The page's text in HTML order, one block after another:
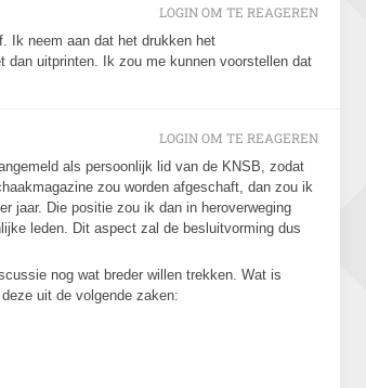
Ik neem aan dat het drukken het
dan uitprinten. Ik zou me kunnen voorstellen dat
LOGIN OM TE REAGEREN
als persoonlijk lid van de KNSB, zodat
zou worden afgeschaft, dan zou ik
jaar. Die positie zou ik dan in heroverweging
leden. Dit aspect zal de besluitvorming dus
nog wat breder willen trekken. Wat is
uit de volgende zaken:
LOGIN OM TE REAGEREN